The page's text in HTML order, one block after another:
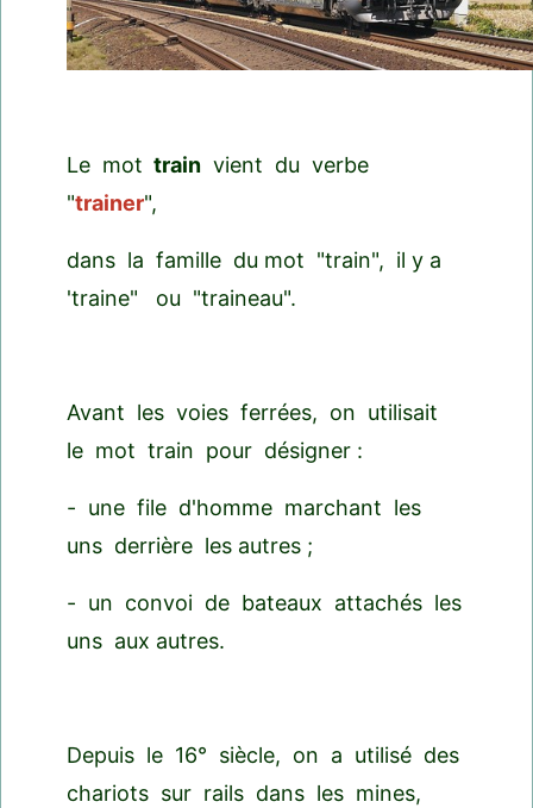
Le mot train vient du verbe
"trainer",
dans la famille du mot "train", il y a
'traine" ou "traineau".
Avant les voies ferrées, on utilisait
le mot train pour désigner :
- une file d'homme marchant les
uns derrière les autres ;
- un convoi de bateaux attachés les
uns aux autres.
Depuis le 16° siècle, on a utilisé des
chariots sur rails dans les mines,